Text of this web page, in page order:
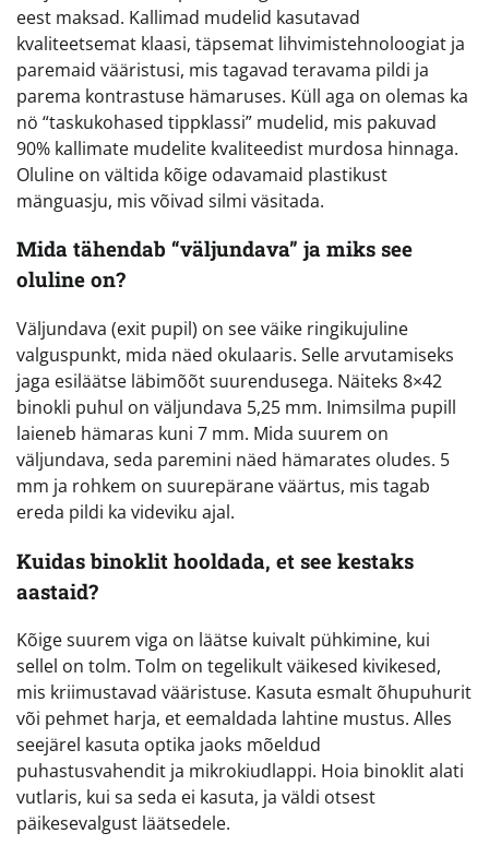
eest maksad. Kallimad mudelid kasutavad
kvaliteetsemat klaasi, täpsemat lihvimistehnoloogiat ja
paremaid vääristusi, mis tagavad teravama pildi ja
parema kontrastuse hämaruses. Küll aga on olemas ka
nö “taskukohased tippklassi” mudelid, mis pakuvad
90% kallimate mudelite kvaliteedist murdosa hinnaga.
Oluline on vältida kõige odavamaid plastikust
mänguasju, mis võivad silmi väsitada.
Mida tähendab “väljundava” ja miks see
oluline on?
Väljundava (exit pupil) on see väike ringikujuline
valguspunkt, mida näed okulaaris. Selle arvutamiseks
jaga esiläätse läbimõõt suurendusega. Näiteks 8×42
binokli puhul on väljundava 5,25 mm. Inimsilma pupill
laieneb hämaras kuni 7 mm. Mida suurem on
väljundava, seda paremini näed hämarates oludes. 5
mm ja rohkem on suurepärane väärtus, mis tagab
ereda pildi ka videviku ajal.
Kuidas binoklit hooldada, et see kestaks
aastaid?
Kõige suurem viga on läätse kuivalt pühkimine, kui
sellel on tolm. Tolm on tegelikult väikesed kivikesed,
mis kriimustavad vääristuse. Kasuta esmalt õhupuhurit
või pehmet harja, et eemaldada lahtine mustus. Alles
seejärel kasuta optika jaoks mõeldud
puhastusvahendit ja mikrokiudlappi. Hoia binoklit alati
vutlaris, kui sa seda ei kasuta, ja väldi otsest
päikesevalgust läätsedele.